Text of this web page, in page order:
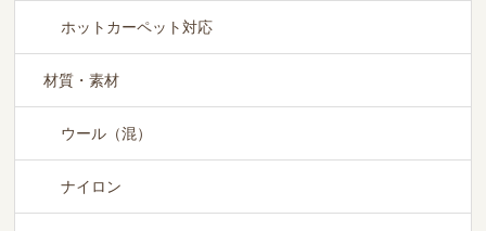
CN61
ホットカーペット対応
材質・素材
ウール（混）
ナイロン